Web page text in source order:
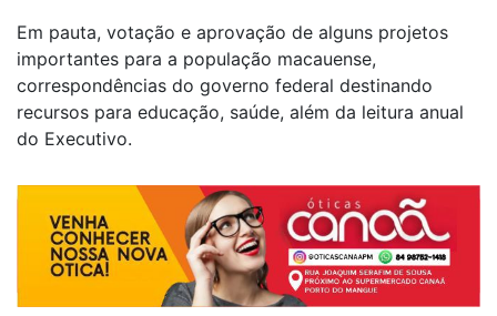
Em pauta, votação e aprovação de alguns projetos
importantes para a população macauense,
correspondências do governo federal destinando
recursos para educação, saúde, além da leitura anual
do Executivo.